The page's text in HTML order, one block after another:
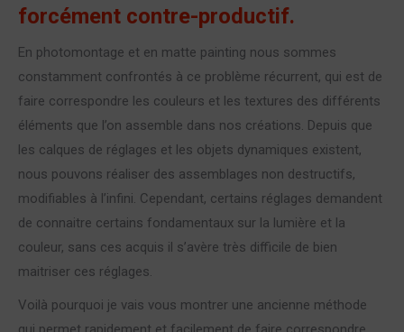
forcément contre-productif.
En photomontage et en matte painting nous sommes
constamment confrontés à ce problème récurrent, qui est de
faire correspondre les couleurs et les textures des différents
éléments que l’on assemble dans nos créations. Depuis que
les calques de réglages et les objets dynamiques existent,
nous pouvons réaliser des assemblages non destructifs,
modifiables à l’infini. Cependant, certains réglages demandent
de connaitre certains fondamentaux sur la lumière et la
couleur, sans ces acquis il s’avère très difficile de bien
maitriser ces réglages.
Voilà pourquoi je vais vous montrer une ancienne méthode